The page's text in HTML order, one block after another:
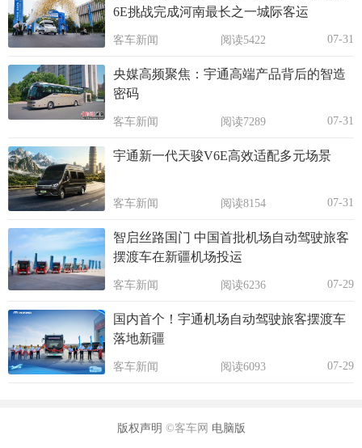
6E挑战完成河南最长之一城际客运
客车新闻 阅读5422 07-31
央媒高频聚焦：宇通高端产品背后的智造
密码
客车新闻 阅读7289 07-31
宇通新一代天骏V6E高效适配多元场景
客车新闻 阅读8154 07-31
智启丝路国门 中国首批机场自动驾驶旅客
摆渡车在新疆机场投运
客车新闻 阅读6236 07-29
国内首个！宇通机场自动驾驶旅客摆渡车
落地新疆
客车新闻 阅读6093 07-29
版权声明 ©客车网 电脑版